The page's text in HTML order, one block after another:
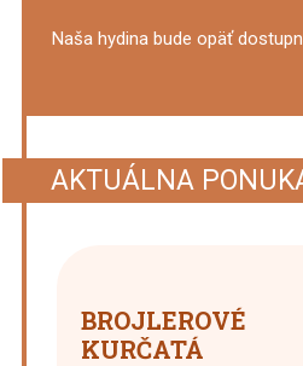
Naša hydina bude opäť
AKTUÁLNA
BROJLEROVÉ
KURČATÁ